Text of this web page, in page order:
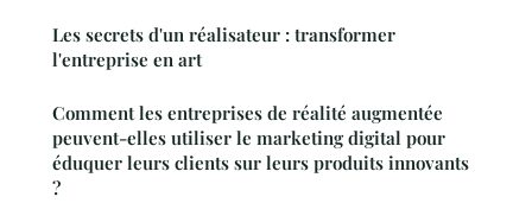
Les secrets d'un réalisateur : transformer
l'entreprise en art
Comment les entreprises de réalité augmentée
peuvent-elles utiliser le marketing digital pour
éduquer leurs clients sur leurs produits innovants
?